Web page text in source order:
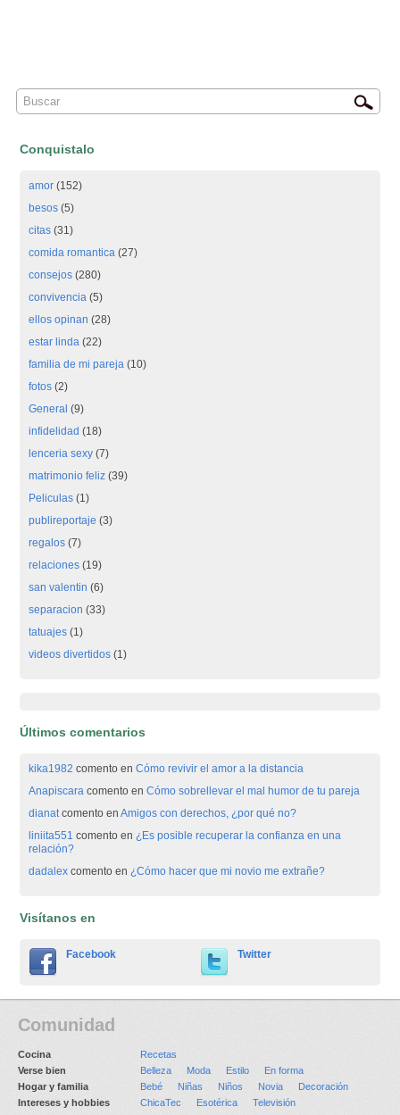
Conquistalo
amor (152)
besos (5)
citas (31)
comida romantica (27)
consejos (280)
convivencia (5)
ellos opinan (28)
estar linda (22)
familia de mi pareja (10)
fotos (2)
General (9)
infidelidad (18)
lenceria sexy (7)
matrimonio feliz (39)
Peliculas (1)
publireportaje (3)
regalos (7)
relaciones (19)
san valentin (6)
separacion (33)
tatuajes (1)
videos divertidos (1)
Últimos comentarios
kika1982 comento enCómo revivir el amor a la distancia
Anapiscara comento enCómo sobrellevar el mal humor de tu pareja
dianatcomento enAmigos con derechos, ¿por qué no?
liniita551 comento en¿Es posible recuperar la confianza en una
relación?
dadalex comento en¿Cómo hacer que mi novio me extrañe?
Visítanos en
Facebook Twitter
Comunidad
Cocina
Recetas
Verse bien
Belleza Moda Estilo
En forma
Hogar y familia
Bebé Niñas Niños Novia
Decoración
Intereses y hobbies
ChicaTec Esotérica
Televisión